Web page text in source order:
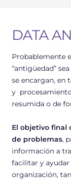
DATA
Probablemente
“antigüedad”
se encargan, en
y
resumida o de
El objetivo final
de problemas,
información a
facilitar y ayudar
organización,